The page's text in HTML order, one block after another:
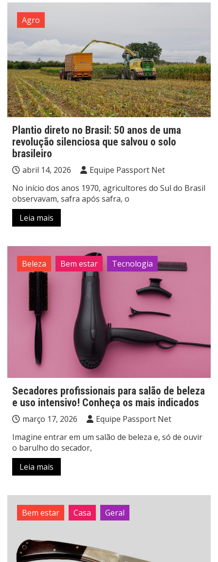
Agro
Plantio direto no Brasil: 50 anos de uma
revolução silenciosa que salvou o solo
brasileiro
abril 14, 2026
Equipe Passport Net
No início dos anos 1970, agricultores do Sul do Brasil
observavam, safra após safra, o
Leia mais
Beleza Bem estar Tecnologia
Secadores profissionais para salão de beleza
e uso intensivo! Conheça os mais indicados
março 17, 2026
Equipe Passport Net
Imagine entrar em um salão de beleza e, só de ouvir
o barulho do secador,
Leia mais
Bem estar Casa Geral